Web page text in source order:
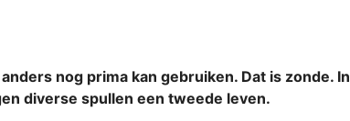
nog prima kan gebruiken. Dat is zonde. In
diverse spullen een tweede leven.